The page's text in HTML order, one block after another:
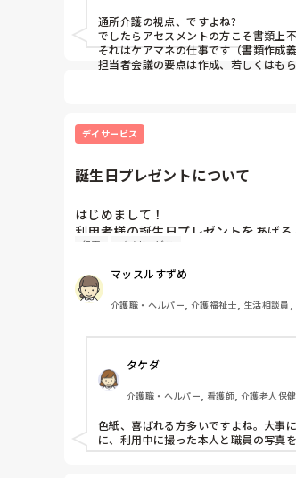
通所介護の視点、ですよね?
でしたらアセスメントの方こそ書類上
それはケアマネの仕事です（書類作成
担当者会議の要点は作成、若しくはも
デイサービス
誕生日プレゼントについて
はじめまして！
利用者様の誕生日プレゼントをあげ
参考として、施設利用されている利
是非、皆さんのアイデアを貸してく
よろしくお願いします🙏
行事 デイサービス
マッスルすずめ
介護職・ヘルパー, 介護福祉士, 生活相談員
タケダ
介護職・ヘルパー, 看護師, 介護老人保
色紙、喜ばれる方多いですよね。大事
に、利用中に撮った本人と職員の写真